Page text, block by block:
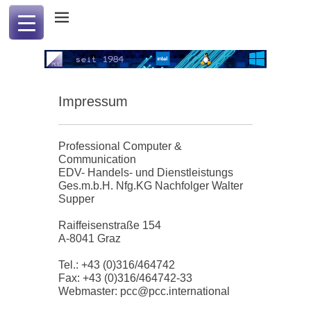
Impressum
Professional Computer &
Communication
EDV- Handels- und Dienstleistungs
Ges.m.b.H. Nfg.KG Nachfolger Walter
Supper
Raiffeisenstraße 154
A-8041 Graz
Tel.: +43 (0)316/464742
Fax: +43 (0)316/464742-33
Webmaster: pcc@pcc.international